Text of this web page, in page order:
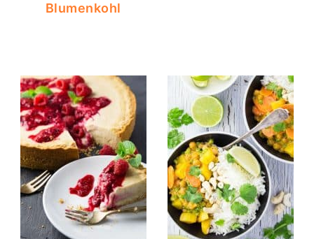
Blumenkohl